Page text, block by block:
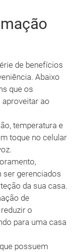
de benefícios
Abaixo
que os
ao
temperatura e
toque no celular
ser gerenciados
da sua casa.
de
o
para uma casa
possuem